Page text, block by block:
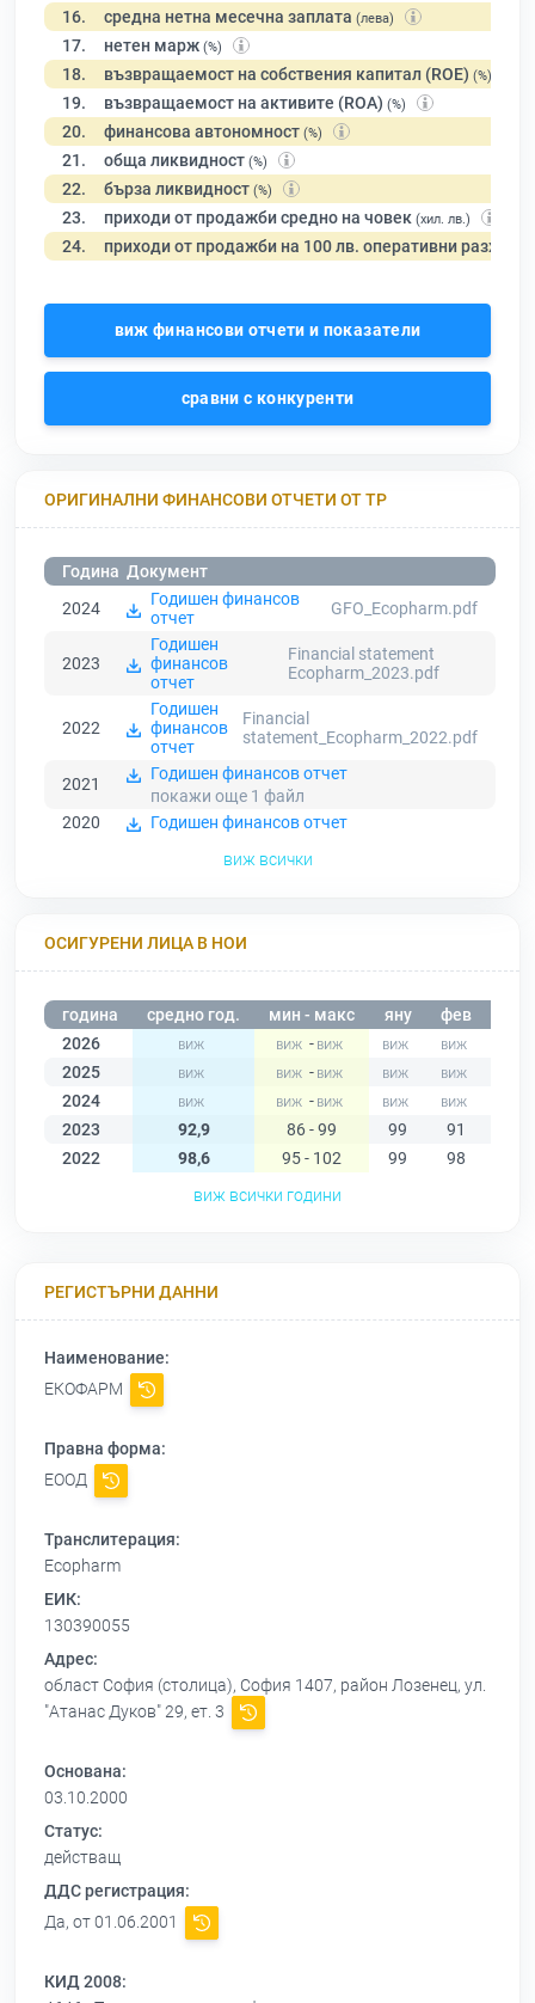
16. средна нетна месечна заплата (лева)
17. нетен марж (%)
18. възвращаемост на собствения капитал (ROE) (%)
19. възвращаемост на активите (ROA) (%)
20. финансова автономност (%)
21. обща ликвидност (%)
22. бърза ликвидност (%)
23. приходи от продажби средно на човек (хил. лв.)
24. приходи от продажби на 100 лв. оперативни разходи
виж финансови отчети и показатели
сравни с конкуренти
ОРИГИНАЛНИ ФИНАНСОВИ ОТЧЕТИ ОТ ТР
Година Документ
2024
Годишен финансов
отчет
GFO_Ecopharm.pdf
2023
Годишен
финансов
отчет
Financial statement
Ecopharm_2023.pdf
2022
Годишен
финансов
отчет
Financial
statement_Ecopharm_2022.pdf
2021
Годишен финансов отчет
покажи още 1 файл
2020
Годишен финансов отчет
виж всички
ОСИГУРЕНИ ЛИЦА В НОИ
година средно год. мин - макс яну фев
2026
-
2025
-
2024
-
2023
92,9 86 - 99 99 91
2022
98,6 95 - 102 99 98
виж всички години
РЕГИСТЪРНИ ДАННИ
Наименование:
ЕКОФАРМ
Правна форма:
ЕООД
Транслитерация:
Ecopharm
ЕИК:
130390055
Адрес:
област София (столица), София 1407, район Лозенец, ул.
"Атанас Дуков" 29, ет. 3
Основана:
03.10.2000
Статус:
действащ
ДДС регистрация:
Да, от 01.06.2001
КИД 2008: